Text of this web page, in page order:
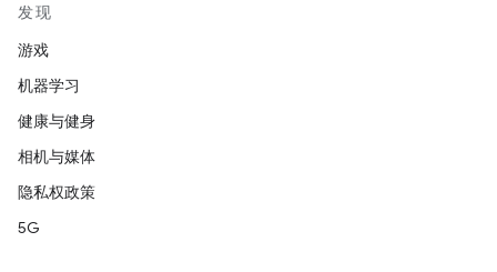
发现
游戏
机器学习
健康与健身
相机与媒体
隐私权政策
5G